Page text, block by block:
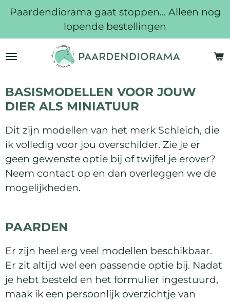
Ga
naar
de
hoofdinhoud
Paardendiorama gaat stoppen... Alleen nog
lopende bestellingen
BASISMODELLEN VOOR JOUW
DIER ALS MINIATUUR
Dit zijn modellen van het merk Schleich, die
ik volledig voor jou overschilder. Zie je er
geen gewenste optie bij of twijfel je erover?
Neem contact op en dan overleggen we de
mogelijkheden.
PAARDEN
Er zijn heel erg veel modellen beschikbaar.
Er zit altijd wel een passende optie bij. Nadat
je hebt besteld en het formulier ingestuurd,
maak ik een persoonlijk overzichtje van